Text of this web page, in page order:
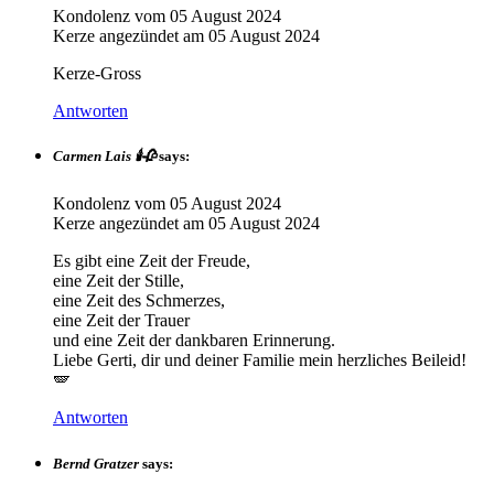
Kondolenz vom 05 August 2024
Kerze angezündet am 05 August 2024
Kerze-Gross
Antworten
Carmen Lais 🕯🥀 says:
Kondolenz vom 05 August 2024
Kerze angezündet am 05 August 2024
Es gibt eine Zeit der Freude,
eine Zeit der Stille,
eine Zeit des Schmerzes,
eine Zeit der Trauer
und eine Zeit der dankbaren Erinnerung.
Liebe Gerti, dir und deiner Familie mein herzliches Beileid!
🪽
Antworten
Bernd Gratzer says: